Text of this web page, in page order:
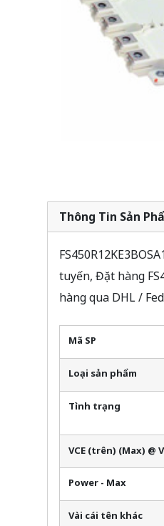
Thông Tin Sản
tuyến, Đặt hàng
hàng qua DHL /
Mã SP
Loại sản phẩm
Tình trạng
VCE (trên) (Max) @
Power - Max
Vài cái tên khác